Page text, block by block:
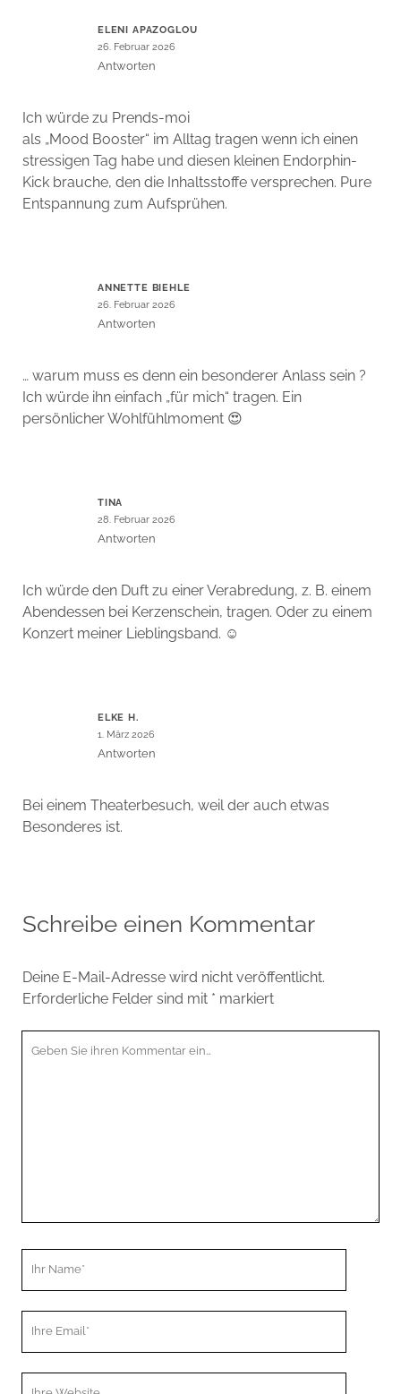
ELENI APAZOGLOU
26. Februar 2026
Antworten
Ich würde zu Prends-moi
als „Mood Booster“ im Alltag tragen wenn ich einen
stressigen Tag habe und diesen kleinen Endorphin-
Kick brauche, den die Inhaltsstoffe versprechen. Pure
Entspannung zum Aufsprühen.
ANNETTE BIEHLE
26. Februar 2026
Antworten
… warum muss es denn ein besonderer Anlass sein ?
Ich würde ihn einfach „für mich“ tragen. Ein
persönlicher Wohlfühlmoment 😍
TINA
28. Februar 2026
Antworten
Ich würde den Duft zu einer Verabredung, z. B. einem
Abendessen bei Kerzenschein, tragen. Oder zu einem
Konzert meiner Lieblingsband. ☺️
ELKE H.
1. März 2026
Antworten
Bei einem Theaterbesuch, weil der auch etwas
Besonderes ist.
Schreibe einen Kommentar
Deine E-Mail-Adresse wird nicht veröffentlicht.
Erforderliche Felder sind mit * markiert